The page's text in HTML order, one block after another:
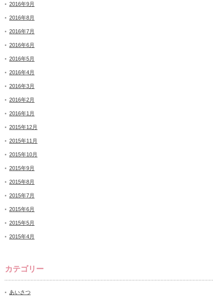
2016年9月
2016年8月
2016年7月
2016年6月
2016年5月
2016年4月
2016年3月
2016年2月
2016年1月
2015年12月
2015年11月
2015年10月
2015年9月
2015年8月
2015年7月
2015年6月
2015年5月
2015年4月
カテゴリー
あいさつ